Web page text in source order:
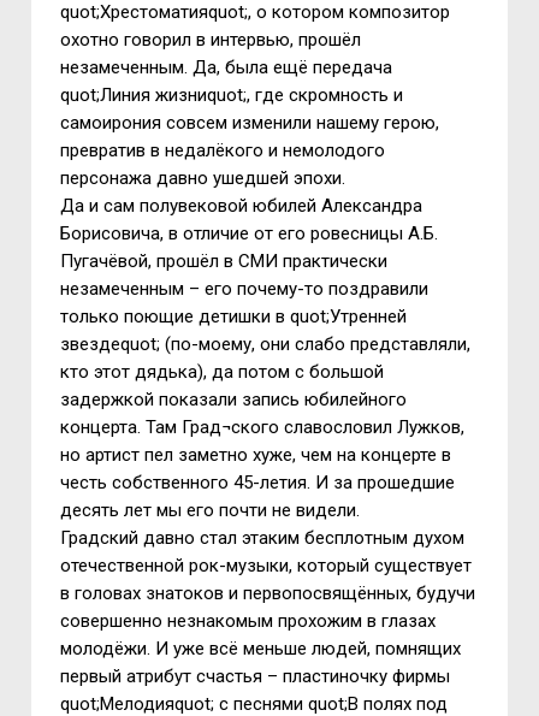
quot;Хрестоматияquot;, о котором композитор
охотно говорил в интервью, прошёл
незамеченным. Да, была ещё передача
quot;Линия жизниquot;, где скромность и
самоирония совсем изменили нашему герою,
превратив в недалёкого и немолодого
персонажа давно ушедшей эпохи.
Да и сам полувековой юбилей Александра
Борисовича, в отличие от его ровесницы А.Б.
Пугачёвой, прошёл в СМИ практически
незамеченным – его почему-то поздравили
только поющие детишки в quot;Утренней
звездеquot; (по-моему, они слабо представляли,
кто этот дядька), да потом с большой
задержкой показали запись юбилейного
концерта. Там Град¬ского славословил Лужков,
но артист пел заметно хуже, чем на концерте в
честь собственного 45-летия. И за прошедшие
десять лет мы его почти не видели.
Градский давно стал этаким бесплотным духом
отечественной рок-музыки, который существует
в головах знатоков и первопосвящённых, будучи
совершенно незнакомым прохожим в глазах
молодёжи. И уже всё меньше людей, помнящих
первый атрибут счастья – пластиночку фирмы
quot;Мелодияquot; с песнями quot;В полях под